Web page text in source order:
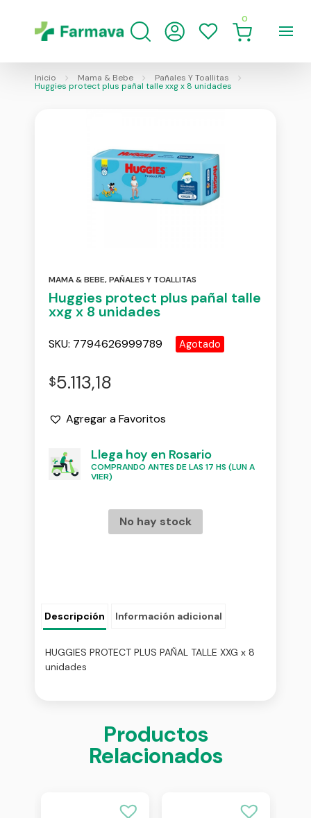
0
Inicio Mama & Bebe Pañales Y Toallitas
Huggies protect plus pañal talle xxg x 8 unidades
MAMA & BEBE,PAÑALES Y TOALLITAS
Huggies protect plus pañal talle
xxg x 8 unidades
SKU: 7794626999789 Agotado
$5.113,18
Agregar a Favoritos
Llega hoy en Rosario
COMPRANDO ANTES DE LAS 17 HS (LUN A
VIER)
No hay stock
Descripción Información adicional
HUGGIES PROTECT PLUS PAÑAL TALLE XXG x 8
unidades
Productos
Relacionados